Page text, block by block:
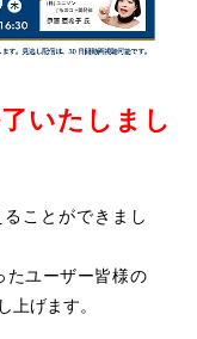
いたしまし
ことができまし
たユーザー皆様の
上げます。